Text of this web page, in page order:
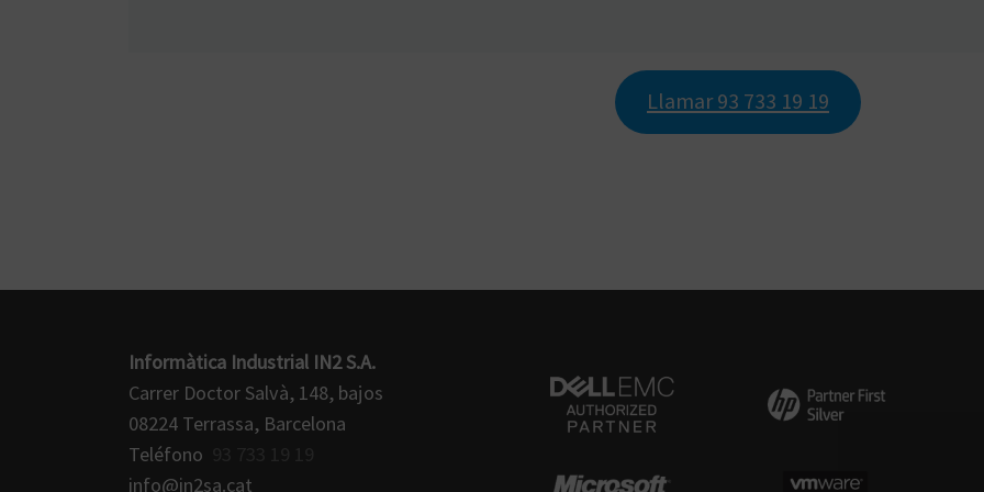
Llamar 93 733 19 19
Informàtica Industrial IN2 S.A.
Carrer Doctor Salvà, 148, bajos
08224 Terrassa, Barcelona
Teléfono
info@in2sa.cat